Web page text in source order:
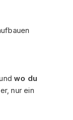
wo du
nur ein